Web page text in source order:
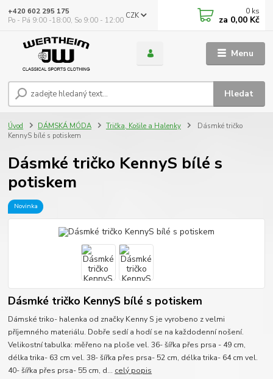
Menu
CZK
Hledat
+420 602 295 175
Po - Pá 9:00 -18:00, So 9:00 - 12:00
0 ks
za 0,00 Kč
Úvod DÁMSKÁ MÓDA Trička, Košile a Halenky
Dásmké tričko
KennyS bílé s potiskem
Dásmké tričko KennyS bílé s
potiskem
Novinka
Dásmké tričko KennyS bílé s potiskem
Dámské triko- halenka od značky Kenny S je vyrobeno z velmi
příjemného materiálu. Dobře sedí a hodí se na každodenní nošení.
Velikostní tabulka: měřeno na ploše vel. 36- šířka přes prsa - 49 cm,
délka trika- 63 cm vel. 38- šířka přes prsa- 52 cm, délka trika- 64 cm vel.
40- šířka přes prsa- 55 cm, d... celý popis